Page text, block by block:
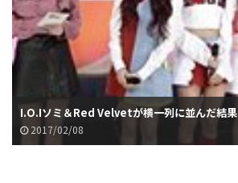
I.O.Iソミ＆Red Velvetが横一列に並んだ結果
2017/02/08